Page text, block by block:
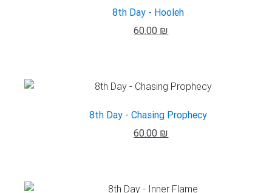
8th Day - Hooleh
60.00 ₪
8th Day - Chasing Prophecy
60.00 ₪